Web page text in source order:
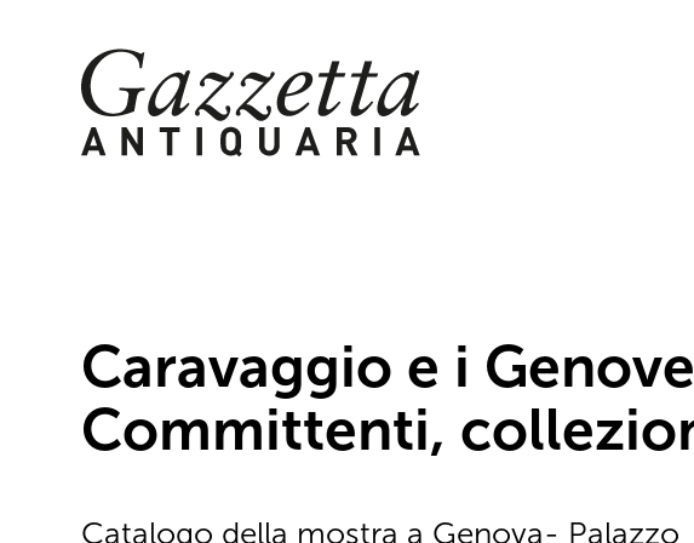
Skip
to
content
Caravaggio e i
Committenti,
Catalogo della mostra a Genova- Palazzo